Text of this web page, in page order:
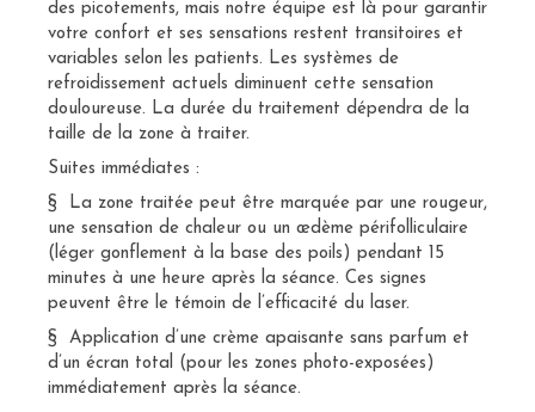
des picotements, mais notre équipe est là pour garantir
votre confort et ses sensations restent transitoires et
variables selon les patients. Les systèmes de
refroidissement actuels diminuent cette sensation
douloureuse. La durée du traitement dépendra de la
taille de la zone à traiter.
Suites immédiates :
§ La zone traitée peut être marquée par une rougeur,
une sensation de chaleur ou un œdème périfolliculaire
(léger gonflement à la base des poils) pendant 15
minutes à une heure après la séance. Ces signes
peuvent être le témoin de l’efficacité du laser.
§ Application d’une crème apaisante sans parfum et
d’un écran total (pour les zones photo-exposées)
immédiatement après la séance.